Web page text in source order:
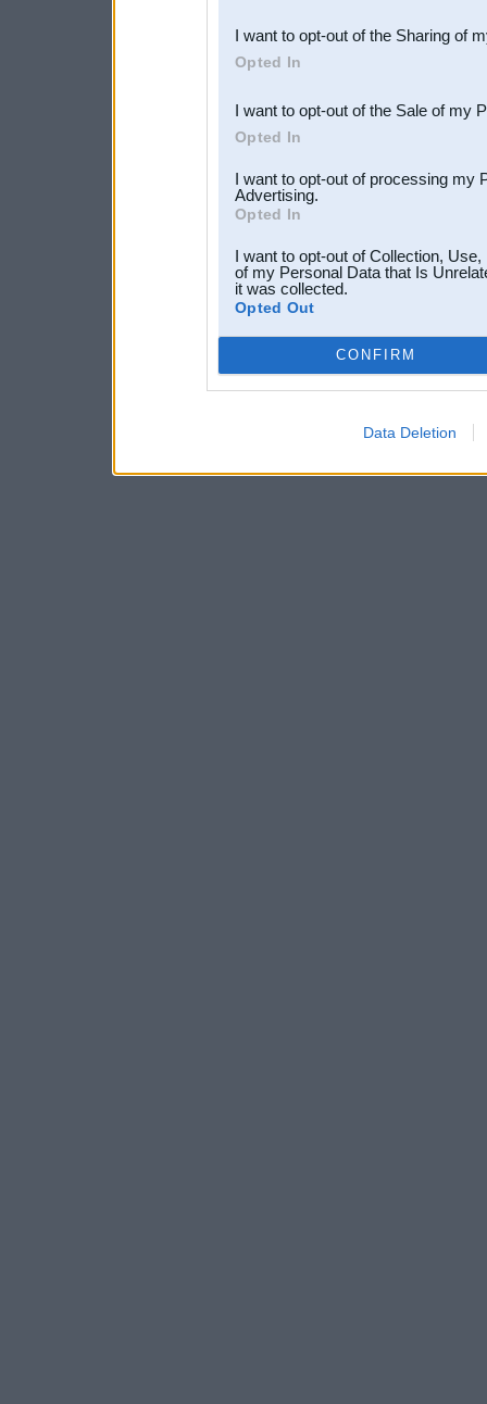
Downstream Participants
third parties.
I want to opt-out of the Sharing of
Opted In
I want to opt-out of the Sale of my
Opted In
I want to opt-out of processing my
Advertising.
Opted In
I want to opt-out of Collection,
of my Personal Data that Is
it was collected.
Opted Out
CONFIRM
Data Deletion